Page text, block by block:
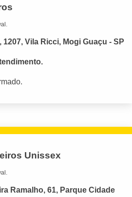
Vila Ricci, Mogi Guaçu - SP
Unissex
Ramalho, 61, Parque Cidade